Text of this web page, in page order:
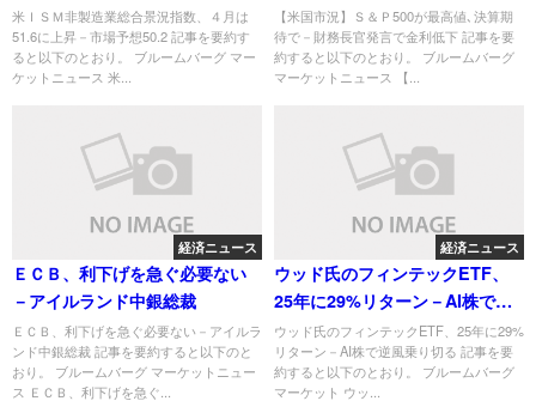
想50.2
米ＩＳＭ非製造業総合景況指数、４月は
51.6に上昇－市場予想50.2 記事を要約す
ると以下のとおり。 ブルームバーグ マー
ケットニュース 米...
金利低下
【米国市況】Ｓ＆Ｐ500が最高値､決算期
待で－財務長官発言で金利低下 記事を要
約すると以下のとおり。 ブルームバーグ
マーケットニュース 【...
経済ニュース
ＥＣＢ、利下げを急ぐ必要ない
－アイルランド中銀総裁
ＥＣＢ、利下げを急ぐ必要ない－アイルラ
ンド中銀総裁 記事を要約すると以下のと
おり。 ブルームバーグ マーケットニュー
ス ＥＣＢ、利下げを急ぐ...
経済ニュース
ウッド氏のフィンテックETF、
25年に29%リターン－AI株で逆
風乗り切る
ウッド氏のフィンテックETF、25年に29%
リターン－AI株で逆風乗り切る 記事を要
約すると以下のとおり。 ブルームバーグ
マーケット ウッ...